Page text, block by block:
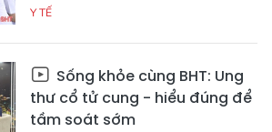
Y TẾ
Sống khỏe cùng BHT: Ung
thư cổ tử cung - hiểu đúng để
tầm soát sớm